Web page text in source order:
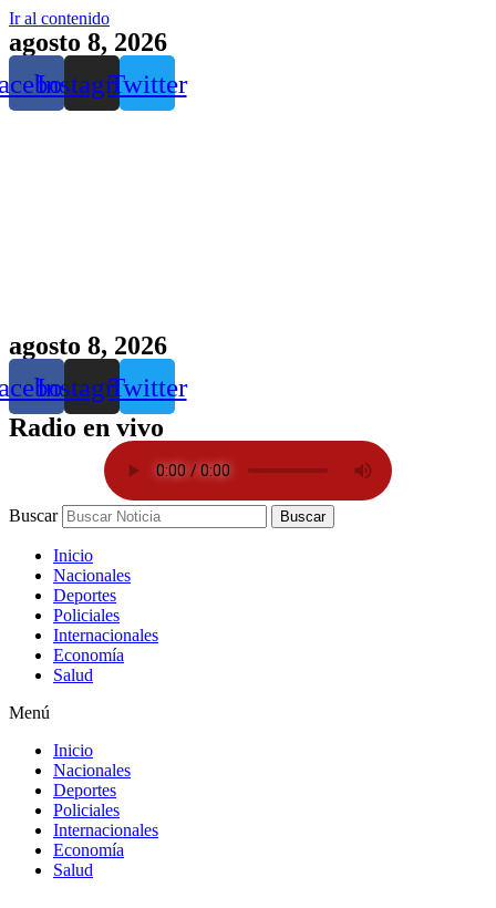
Ir al contenido
agosto 8, 2026
InstagramTwitter
agosto 8, 2026
InstagramTwitter
Radio en vivo
Buscar Buscar
Inicio
Nacionales
Deportes
Policiales
Internacionales
Economía
Salud
Menú
Inicio
Nacionales
Deportes
Policiales
Internacionales
Economía
Salud